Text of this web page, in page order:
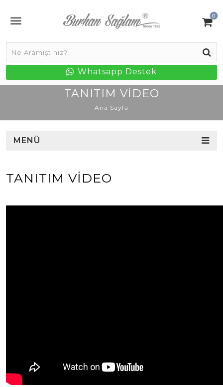
0
Whatsapp Destek
TANITIM VIDEO
Ana Sayfa
MENÜ
TANITIM VIDEO